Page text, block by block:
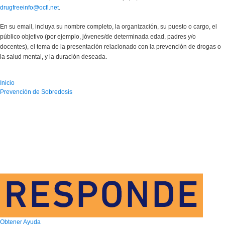
drugfreeinfo@ocfl.net.
En su email, incluya su nombre completo, la organización, su puesto o cargo, el
público objetivo (por ejemplo, jóvenes/de determinada edad, padres y/o
docentes), el tema de la presentación relacionado con la prevención de drogas o
la salud mental, y la duración deseada.
Inicio
Prevención de Sobredosis
Obtener Ayuda